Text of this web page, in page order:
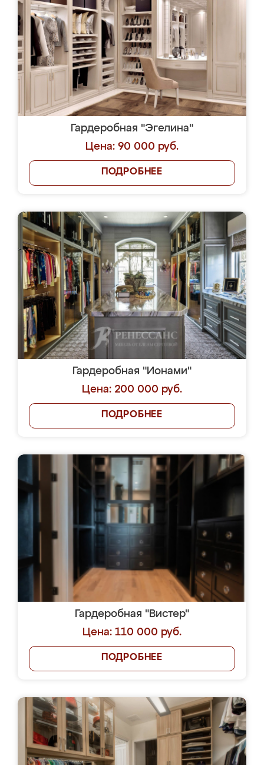
Гардеробная "Эгелина"
Цена: 90 000 руб.
ПОДРОБНЕЕ
Гардеробная "Ионами"
Цена: 200 000 руб.
ПОДРОБНЕЕ
Гардеробная "Вистер"
Цена: 110 000 руб.
ПОДРОБНЕЕ